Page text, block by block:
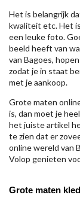
Het is belangrijk
kwaliteit etc. Het
een leuke foto.
beeld heeft van
van Bagoes,
zodat je in staat
met je aankoop.
Grote maten
is, dan moet je
het juiste artikel
te zien dat er
online wereld van
Volop genieten
Grote maten